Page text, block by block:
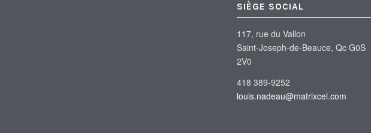
SIÈGE SOCIAL
117, rue du Vallon
Saint-Joseph-de-Beauce, Qc G0S
2V0
418 389-9252
louis.nadeau@matrixcel.com